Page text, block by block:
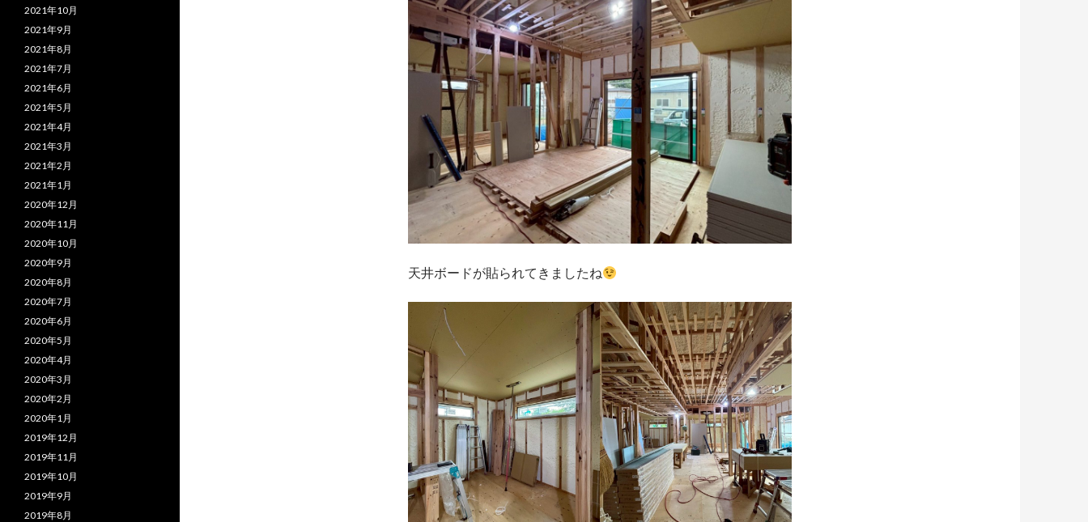
天井ボードが貼られてきましたね
2021年10月
2021年9月
2021年8月
2021年7月
2021年6月
2021年5月
2021年4月
2021年3月
2021年2月
2021年1月
2020年12月
2020年11月
2020年10月
2020年9月
2020年8月
2020年7月
2020年6月
2020年5月
2020年4月
2020年3月
2020年2月
2020年1月
2019年12月
2019年11月
2019年10月
2019年9月
2019年8月